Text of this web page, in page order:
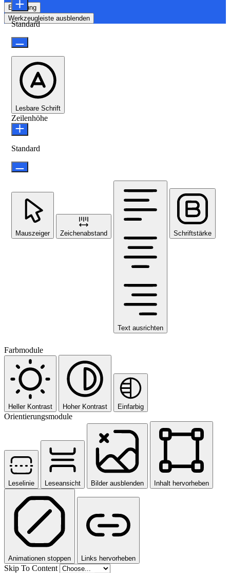
Erklärung
Werkzeugleiste ausblenden
Standard
Lesbare Schrift
Zeilenhöhe
Standard
Mauszeiger Zeichenabstand
Text ausrichten
Schriftstärke
Farbmodule
Heller Kontrast Hoher Kontrast Einfarbig
Orientierungsmodule
Leselinie Leseansicht Bilder ausblenden Inhalt hervorheben
Animationen stoppen Links hervorheben
Skip To Content